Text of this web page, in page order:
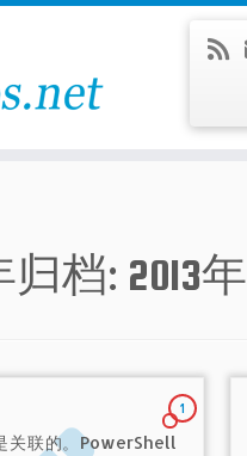
归档: 2013年
1
关联的。PowerShell